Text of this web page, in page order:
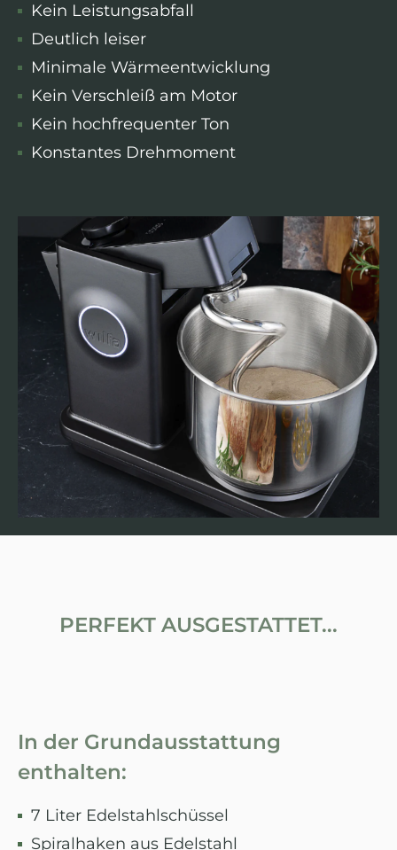
Kein Leistungsabfall
Deutlich leiser
Minimale Wärmeentwicklung
Kein Verschleiß am Motor
Kein hochfrequenter Ton
Konstantes Drehmoment
PERFEKT AUSGESTATTET...
In der Grundausstattung
enthalten:
7 Liter Edelstahlschüssel
Spiralhaken aus Edelstahl